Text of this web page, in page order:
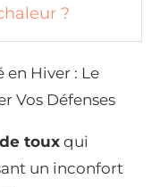
?
en Hiver : Le
Vos Défenses
toux qui
un inconfort